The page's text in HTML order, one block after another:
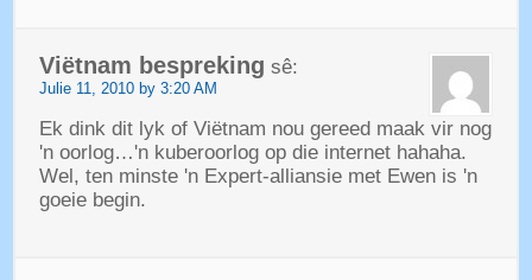
Viëtnam bespreking sê:
Julie 11, 2010 by 3:20 AM
Ek dink dit lyk of Viëtnam nou gereed maak vir nog
'n oorlog…'n kuberoorlog op die internet hahaha.
Wel, ten minste 'n Expert-alliansie met Ewen is 'n
goeie begin.